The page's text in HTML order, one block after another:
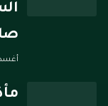
أغسطس